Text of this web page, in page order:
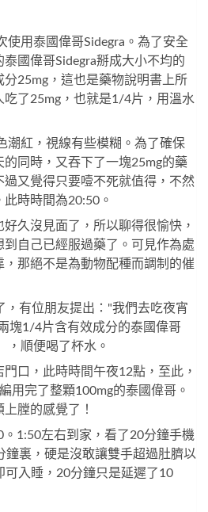
使用泰國偉哥Sidegra。為了安全
國偉哥Sidegra掰成大小不均的
分25mg，這也是藥物說明書上所
了25mg，也就是1/4片，用溫水
潮紅，視線有些模糊。為了確保
同時，又吞下了一塊25mg的藥
又覺得只要噎不死就值得，不然
時時間為20:50。
久沒見面了，所以聊得很愉快，
自己已經服過藥了。可見作為處
那絕不是為動物配種而調制的催
，有位朋友提出："我們去吃夜宵
塊1/4片含有效成分的泰國偉哥
，順便喝了杯水。
口，此時時間午夜12點，至此，
用完了整顆100mg的泰國偉哥。
膛的感覺了！
1:50左右到家，看了20分鐘手機
鐘裏，硬是沒敢讓雙手超過肚臍以
可入睡，20分鐘只是延遲了10